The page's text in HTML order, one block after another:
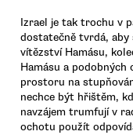
Izrael je tak trochu v
dostatečně tvrdá, aby
vítězství Hamásu,
Hamásu a podobných
prostoru na
nechce být hřištěm,
navzájem trumfují v
ochotu použít